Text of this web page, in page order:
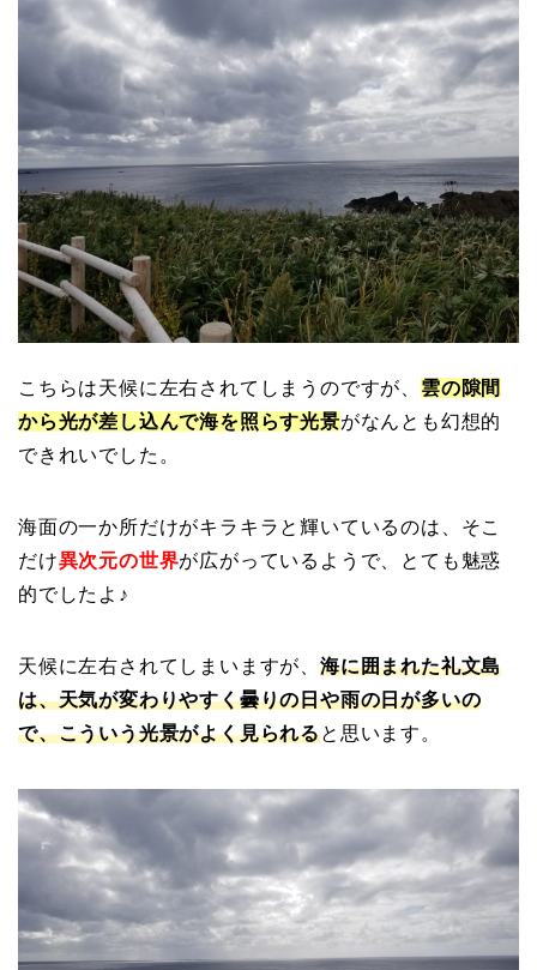
こちらは天候に左右されてしまうのですが、 雲の隙間
から光が差し込んで海を照らす光景がなんとも幻想的
できれいでした。
海面の一か所だけがキラキラと輝いているのは、そこ
だけ異次元の世界が広がっているようで、とても魅惑
的でしたよ♪
天候に左右されてしまいますが、 海に囲まれた礼文島
は、天気が変わりやすく曇りの日や雨の日が多いの
で、こういう光景がよく見られると思います。